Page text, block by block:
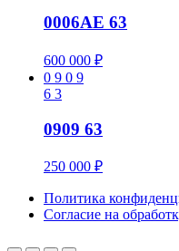
0006AE 63
600 000 ₽
0 9 0 9
6 3
0909 63
250 000 ₽
Политика
Cогласие на